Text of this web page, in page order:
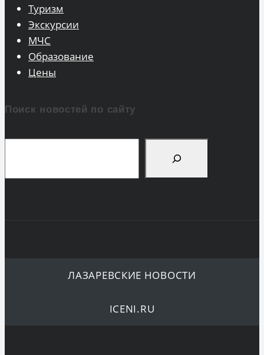
Туризм
Экскурсии
МЧС
Образование
Цены
Поиск новостей по сайту
ЛАЗАРЕВСКИЕ НОВОСТИ
ICENI.RU